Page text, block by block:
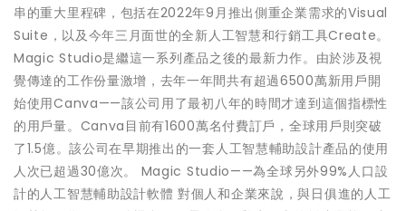
串的重大里程碑，包括在2022年9月推出側重企業需求的Visual
Suite，以及今年三月面世的全新人工智慧和行銷工具Create。
Magic Studio是繼這一系列產品之後的最新力作。由於涉及視
覺傳達的工作份量激增，去年一年間共有超過6500萬新用戶開
始使用Canva——該公司用了最初八年的時間才達到這個指標性
的用戶量。Canva目前有1600萬名付費訂戶，全球用戶則突破
了1.5億。該公司在早期推出的一套人工智慧輔助設計產品的使用
人次已超過30億次。 Magic Studio——為全球另外99%人口設
計的人工智慧輔助設計軟體 對個人和企業來說，與日俱進的人工